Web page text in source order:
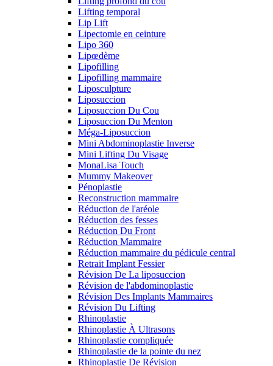
Lifting temporal
Lip Lift
Lipectomie en ceinture
Lipo 360
Lipœdème
Lipofilling
Lipofilling mammaire
Liposculpture
Liposuccion
Liposuccion Du Cou
Liposuccion Du Menton
Méga-Liposuccion
Mini Abdominoplastie Inverse
Mini Lifting Du Visage
MonaLisa Touch
Mummy Makeover
Pénoplastie
Reconstruction mammaire
Réduction de l'aréole
Réduction des fesses
Réduction Du Front
Réduction Mammaire
Réduction mammaire du pédicule central
Retrait Implant Fessier
Révision De La liposuccion
Révision de l'abdominoplastie
Révision Des Implants Mammaires
Révision Du Lifting
Rhinoplastie
Rhinoplastie À Ultrasons
Rhinoplastie compliquée
Rhinoplastie de la pointe du nez
Rhinoplastie De Révision